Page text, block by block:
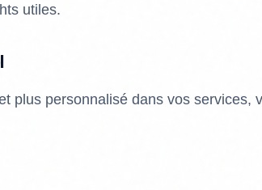
utiles.
plus personnalisé dans vos services,